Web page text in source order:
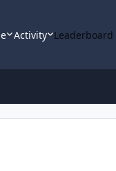
Activity Leaderboard